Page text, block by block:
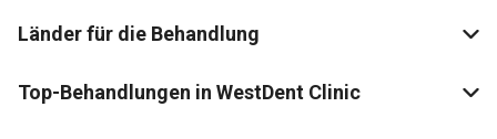
Länder für die Behandlung
Top-Behandlungen in WestDent Clinic